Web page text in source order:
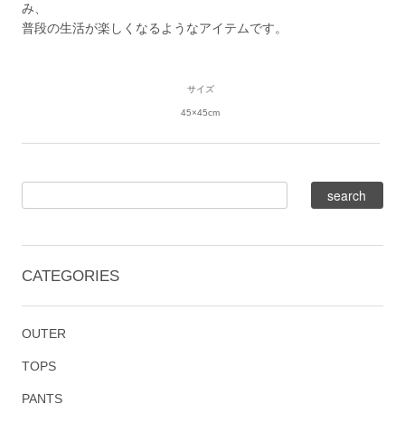
み、
普段の生活が楽しくなるようなアイテムです。
サイズ
45×45cm
CATEGORIES
OUTER
TOPS
PANTS